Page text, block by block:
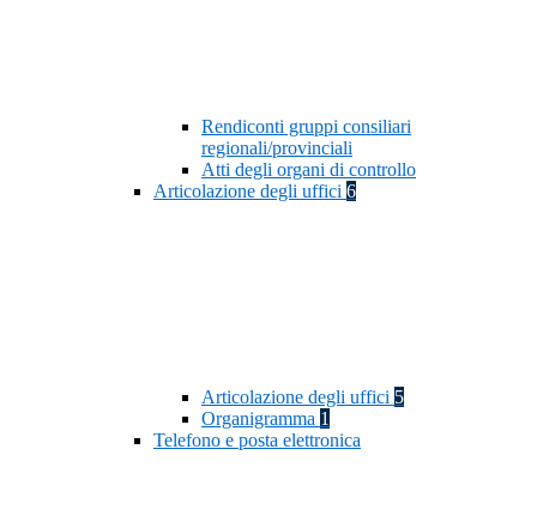
Rendiconti gruppi consiliari
regionali/provinciali
Atti degli organi di controllo
Articolazione degli uffici 6
Articolazione degli uffici 5
Organigramma 1
Telefono e posta elettronica